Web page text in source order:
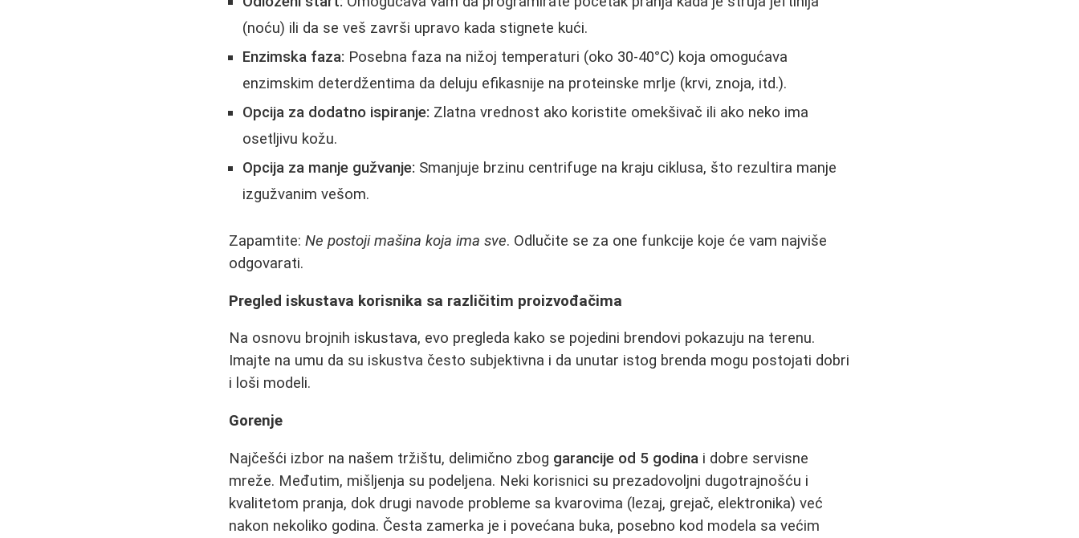
(noću) ili da se veš završi upravo kada stignete kući.
Enzimska faza: Posebna faza na nižoj temperaturi (oko 30-40°C) koja omogućava
enzimskim deterdžentima da deluju efikasnije na proteinske mrlje (krvi, znoja, itd.).
Opcija za dodatno ispiranje: Zlatna vrednost ako koristite omekšivač ili ako neko ima
osetljivu kožu.
Opcija za manje gužvanje: Smanjuje brzinu centrifuge na kraju ciklusa, što rezultira manje
izgužvanim vešom.
Zapamtite:Ne postoji mašina koja ima sve. Odlučite se za one funkcije koje će vam najviše
odgovarati.
Pregled iskustava korisnika sa različitim proizvođačima
Na osnovu brojnih iskustava, evo pregleda kako se pojedini brendovi pokazuju na terenu.
Imajte na umu da su iskustva često subjektivna i da unutar istog brenda mogu postojati dobri
i loši modeli.
Gorenje
Najčešći izbor na našem tržištu, delimično zbog garancije od 5 godina i dobre servisne
mreže. Međutim, mišljenja su podeljena. Neki korisnici su prezadovoljni dugotrajnošću i
kvalitetom pranja, dok drugi navode probleme sa kvarovima (lezaj, grejač, elektronika) već
nakon nekoliko godina. Česta zamerka je i povećana buka, posebno kod modela sa većim